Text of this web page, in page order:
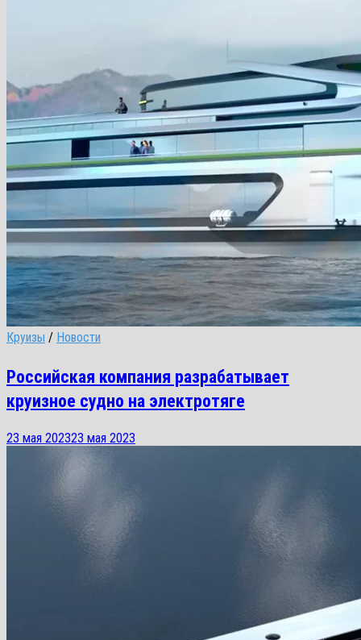
Круизы / Новости
Российская компания разрабатывает
круизное судно на электротяге
23 мая 202323 мая 2023